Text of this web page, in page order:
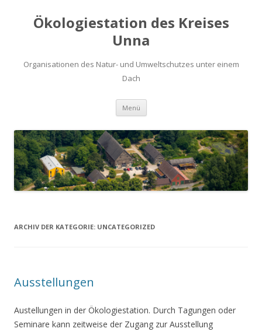
Ökologiestation des Kreises
Unna
Organisationen des Natur- und Umweltschutzes unter einem
Dach
Menü Zum
springen
ARCHIV DER KATEGORIE: UNCATEGORIZED
Ausstellungen
Austellungen in der Ökologiestation. Durch Tagungen oder
Seminare kann zeitweise der Zugang zur Ausstellung